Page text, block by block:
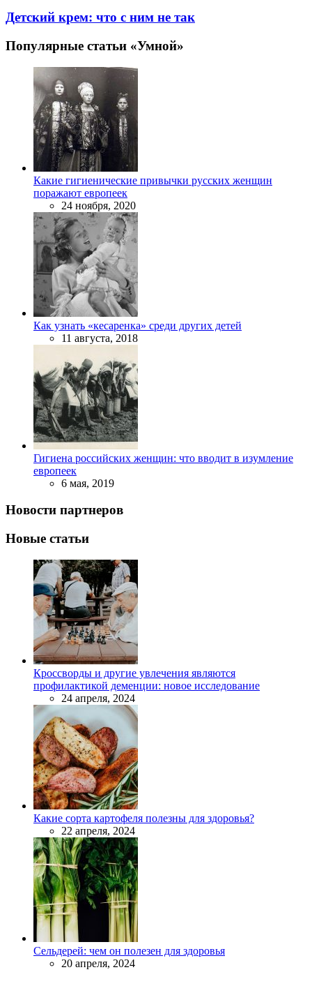
Детский крем: что с ним не так
Популярные статьи «Умной»
Какие гигиенические привычки русских женщин
поражают европеек
24 ноября, 2020
Как узнать «кесаренка» среди других детей
11 августа, 2018
Гигиена российских женщин: что вводит в изумление
европеек
6 мая, 2019
Новости партнеров
Новые статьи
Кроссворды и другие увлечения являются
профилактикой деменции: новое исследование
24 апреля, 2024
Какие сорта картофеля полезны для здоровья?
22 апреля, 2024
Сельдерей: чем он полезен для здоровья
20 апреля, 2024